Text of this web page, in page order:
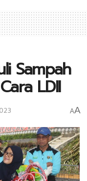
Sampah
LDII
AA